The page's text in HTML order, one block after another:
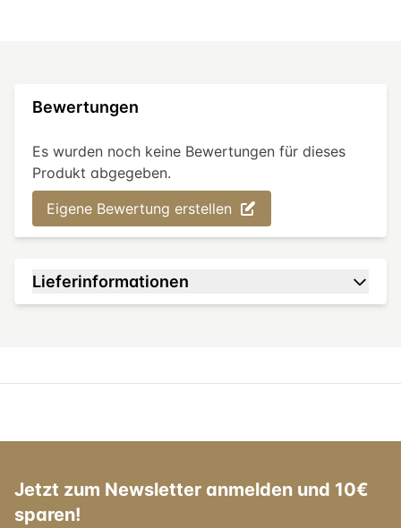
Bewertungen
Es wurden noch keine Bewertungen für dieses
Produkt abgegeben.
Eigene Bewertung erstellen
Lieferinformationen
Jetzt zum Newsletter anmelden und 10€
sparen!